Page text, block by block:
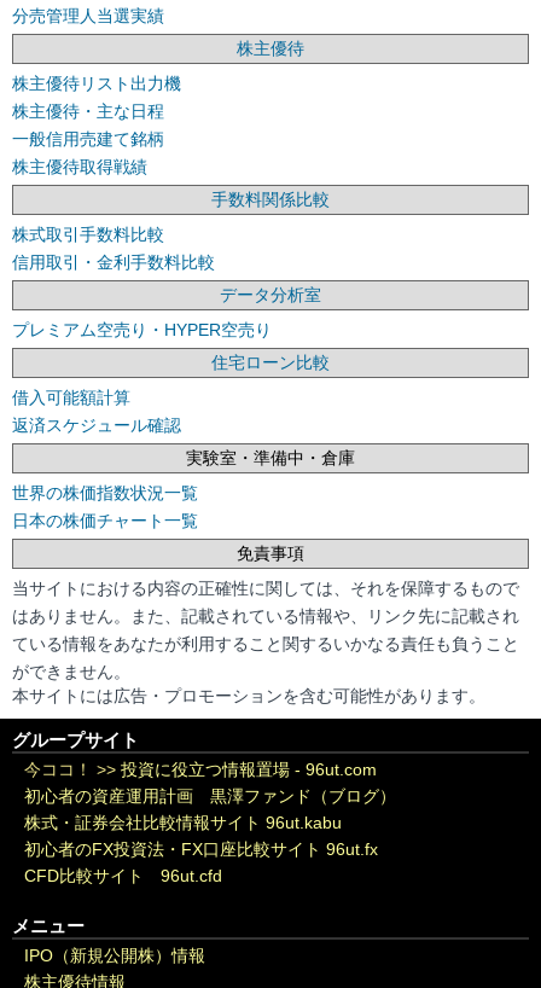
分売管理人当選実績
株主優待
株主優待リスト出力機
株主優待・主な日程
一般信用売建て銘柄
株主優待取得戦績
手数料関係比較
株式取引手数料比較
信用取引・金利手数料比較
データ分析室
プレミアム空売り・HYPER空売り
住宅ローン比較
借入可能額計算
返済スケジュール確認
実験室・準備中・倉庫
世界の株価指数状況一覧
日本の株価チャート一覧
免責事項
当サイトにおける内容の正確性に関しては、それを保障するもので
はありません。また、記載されている情報や、リンク先に記載され
ている情報をあなたが利用すること関するいかなる責任も負うこと
ができません。
本サイトには広告・プロモーションを含む可能性があります。
グループサイト
今ココ！ >> 投資に役立つ情報置場 - 96ut.com
初心者の資産運用計画 黒澤ファンド（ブログ）
株式・証券会社比較情報サイト 96ut.kabu
初心者のFX投資法・FX口座比較サイト 96ut.fx
CFD比較サイト 96ut.cfd
メニュー
IPO（新規公開株）情報
株主優待情報